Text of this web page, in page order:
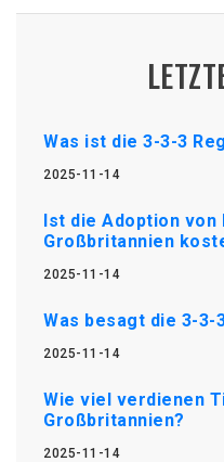
Was ist die 3-3-3
2025-11-14
Ist die Adoption von
Großbritannien
2025-11-14
Was besagt die 3-3-
2025-11-14
Wie viel verdienen
Großbritannien?
2025-11-14